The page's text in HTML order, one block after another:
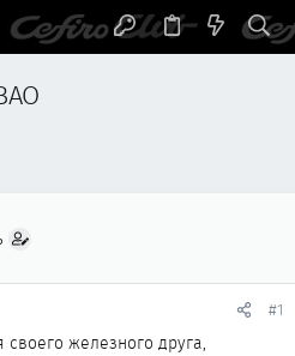
#1
железного друга,